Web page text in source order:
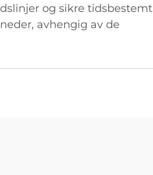
og sikre tidsbestemt
avhengig av de